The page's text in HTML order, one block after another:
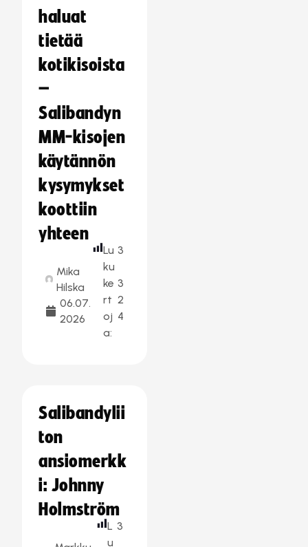
haluat
tietää
kotikisoista
–
Salibandyn
MM-kisojen
käytännön
kysymykset
koottiin
yhteen
Mika
Hilska
06.07.
2026
Lu
ku
ke
rt
oj
a:
3
3
2
4
Salibandylii
ton
ansiomerkk
i: Johnny
Holmström
L
u
3